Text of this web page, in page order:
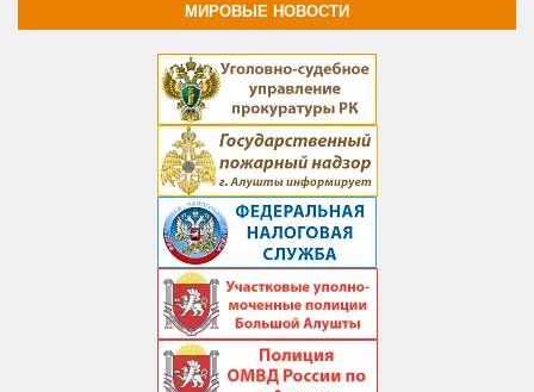
МИРОВЫЕ НОВОСТИ